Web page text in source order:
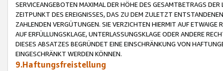
SERVICEANGEBOTEN MAXIMAL DER HÖHE DES GESAMTBETRAGS
ZEITPUNKT DES EREIGNISSES, DAS ZU DEM ZULETZT
ZAHLENDEN VERGÜTUNGEN. SIE VERZICHTEN HIERMIT AUF
AUF ERFÜLLUNGSKLAGE, UNTERLASSUNGSKLAGE ODER ANDERE
DIESES ABSATZES BEGRÜNDET EINE EINSCHRÄNKUNG VON
EINGESCHRÄNKT WERDEN KÖNNEN.
9.Haftungsfreistellung